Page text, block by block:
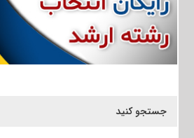
جستجو کنید